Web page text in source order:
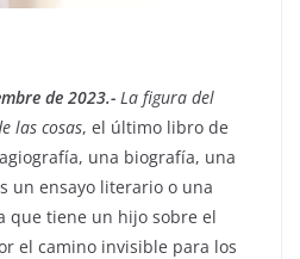
de 2023.- La figura del
las cosas, el último libro de
una biografía, una
un ensayo literario o una
que tiene un hijo sobre el
el camino invisible para los